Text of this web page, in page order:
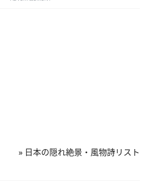
» 日本の隠れ絶景・風物詩リスト